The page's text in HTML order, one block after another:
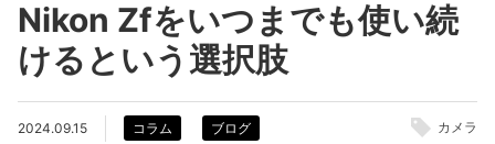
Nikon Zfをいつまでも使い続
けるという選択肢
2024.09.15 コラム ブログ カメラ